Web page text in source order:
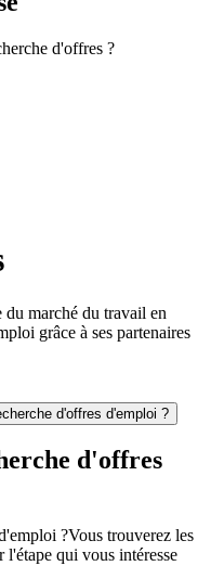
d'offres ?
du marché du travail en
grâce à ses partenaires
d'offres d'emploi ?
d'offres
?Vous trouverez les
l'étape qui vous intéresse